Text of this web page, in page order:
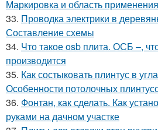
Маркировка и область применения
33. Проводка электрики в
Составление схемы
34. Что такое osb плита. ОСБ –,
производится
35. Как состыковать плинтус в
Особенности потолочных
36. Фонтан, как сделать. Как
руками на дачном участке